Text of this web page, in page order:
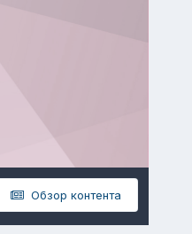
Обзор контента